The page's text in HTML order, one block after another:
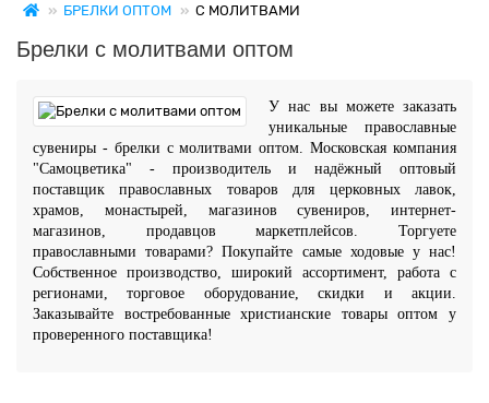
БРЕЛКИ ОПТОМ С МОЛИТВАМИ
Брелки с молитвами оптом
У нас вы можете заказать
уникальные православные
сувениры - брелки с молитвами оптом. Московская компания
"Самоцветика" - производитель и надёжный оптовый
поставщик православных товаров для церковных лавок,
храмов, монастырей, магазинов сувениров, интернет-
магазинов, продавцов маркетплейсов. Торгуете
православными товарами? Покупайте самые ходовые у нас!
Собственное производство, широкий ассортимент, работа с
регионами, торговое оборудование, скидки и акции.
Заказывайте востребованные христианские товары оптом у
проверенного поставщика!